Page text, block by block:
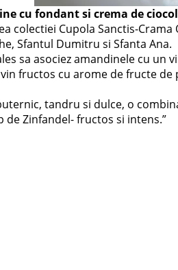
cu fondant si crema de
colectiei Cupola Sanctis-
Sfantul Dumitru si Sfanta Ana.
sa asociez amandinele cu un
fructos cu arome de fructe de
tandru si dulce, o
de Zinfandel- fructos si intens.”